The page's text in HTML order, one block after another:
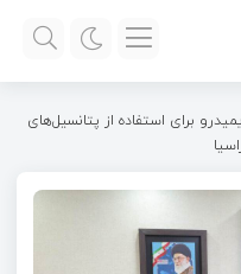
برای استفاده از پتانسیل‌های